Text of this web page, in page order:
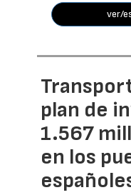
ver/
plan de
1.567
en los